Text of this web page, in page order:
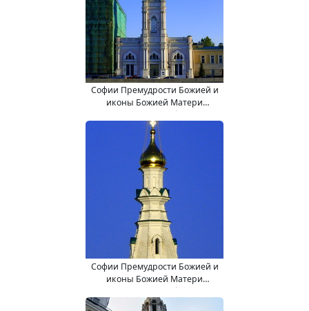
Софии Премудрости Божией и
иконы Божией Матери
"Взыскание погибших" (в
колокольне) храм.
Софии Премудрости Божией и
иконы Божией Матери
"Взыскание погибших" (в
колокольне) храм.